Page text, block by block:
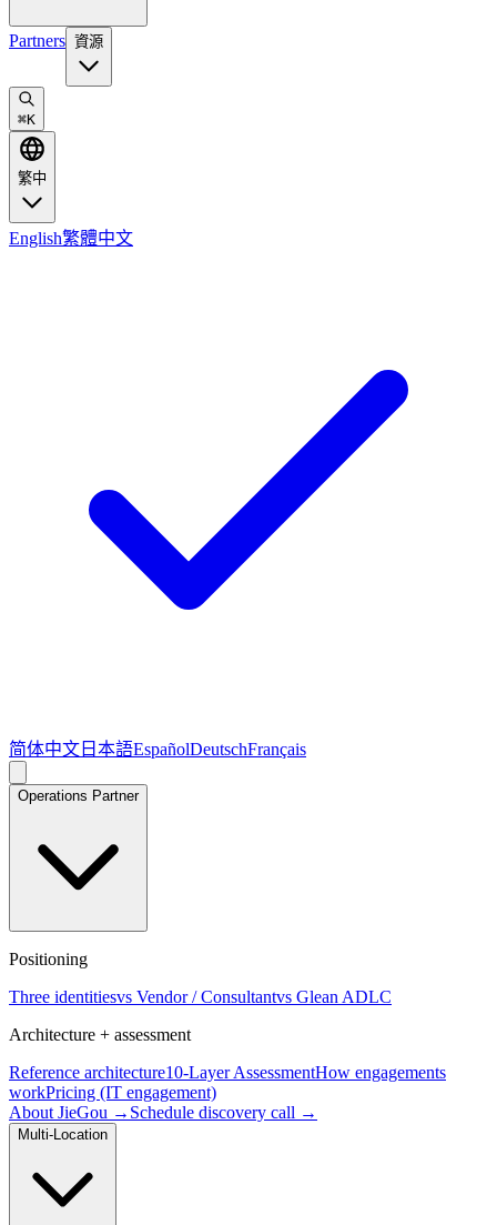
Partners 資源
⌘K
繁中
English繁體中文
简体中文 日本語EspañolDeutschFrançais
Operations Partner
Positioning
Three identitiesvs Vendor / Consultantvs Glean ADLC
Architecture + assessment
Reference architecture10-Layer AssessmentHow engagements
workPricing (IT engagement)
About JieGou → Schedule discovery call →
Multi-Location